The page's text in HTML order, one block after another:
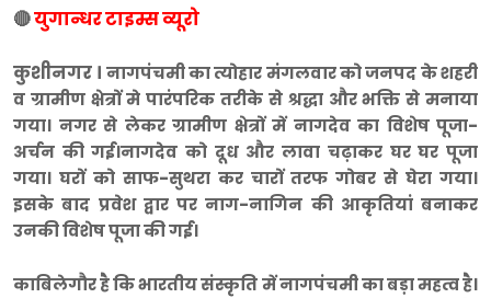
🔴युगान्धर टाइम्स व्यूरो
कुशीनगर । नागपंचमी का त्योहार मंगलवार को जनपद के शहरी
व ग्रामीण क्षेत्रों मे पारंपरिक तरीके से श्रद्धा और भक्ति से मनाया
गया। नगर से लेकर ग्रामीण क्षेत्रों में नागदेव का विशेष पूजा-
अर्चन की गई।नागदेव को दूध और लावा चढ़ाकर घर घर पूजा
गया। घरों को साफ-सुथरा कर चारों तरफ गोबर से घेरा गया।
इसके बाद प्रवेश द्वार पर नाग-नागिन की आकृतियां बनाकर
उनकी विशेष पूजा की गई।
काबिलेगौर है कि भारतीय संस्कृति में नागपंचमी का बड़ा महत्व है।